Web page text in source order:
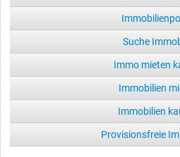
Suche
Immo mieten
Immobilien
Immobilien
Provisionsfreie